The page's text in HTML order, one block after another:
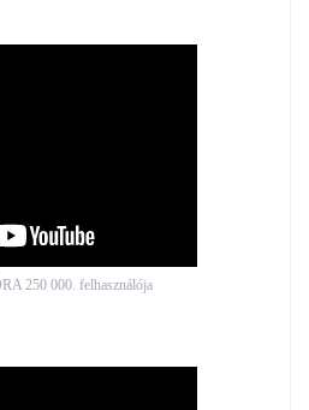
250 000. felhasználója